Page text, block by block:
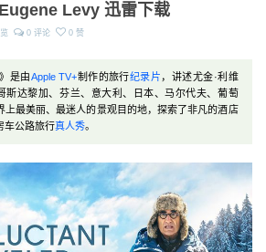
Levy 迅雷下载
0 评论 0 赞
》是由Apple TV+制作的旅行纪录片 ，讲述尤金·利维
斯达黎加、芬兰、意大利、日本、马尔代夫、葡萄
上最美丽、最迷人的景观目的地，探索了非凡的酒店
车公路旅行真人秀。